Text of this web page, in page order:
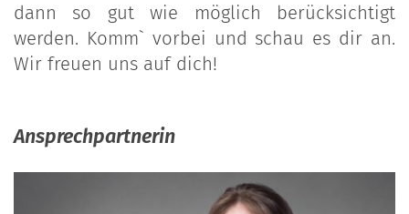
dann so gut wie möglich berücksichtigt
werden. Komm` vorbei und schau es dir an.
Wir freuen uns auf dich!
Ansprechpartnerin